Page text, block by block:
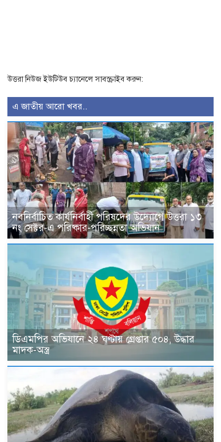
উত্তরা নিউজ ইউটিউব চ্যানেলে সাবস্ক্রাইব করুন:
এ জাতীয় আরো খবর..
নবনির্বাচিত কার্যনির্বাহী পরিষদের উদ্যোগে উত্তরা ১৩
নং সেক্টর-এ পরিষ্কার-পরিচ্ছন্নতা অভিযান
ডিএমপির অভিযানে ২৪ ঘণ্টায় গ্রেপ্তার ৫০৪, উদ্ধার
মাদক-অস্ত্র